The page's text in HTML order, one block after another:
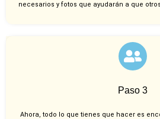
necesarios y fotos que ayudarán a que
Paso 3
Ahora, todo lo que tienes que hacer es